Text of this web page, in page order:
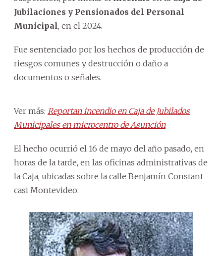
Jubilaciones y Pensionados del Personal
Municipal, en el 2024.
Fue sentenciado por los hechos de producción de
riesgos comunes y destrucción o daño a
documentos o señales.
Ver más: Reportan incendio en Caja de Jubilados
Municipales en microcentro de Asunción
El hecho ocurrió el 16 de mayo del año pasado, en
horas de la tarde, en las oficinas administrativas de
la Caja, ubicadas sobre la calle Benjamín Constant
casi Montevideo.